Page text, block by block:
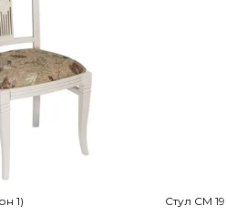
1) Стул СМ